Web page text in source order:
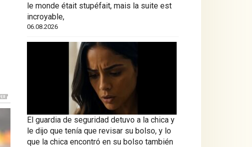
le monde était stupéfait, mais la suite est
incroyable,
06.08.2026
El guardia de seguridad detuvo a la chica y
le dijo que tenía que revisar su bolso, y lo
que la chica encontró en su bolso también